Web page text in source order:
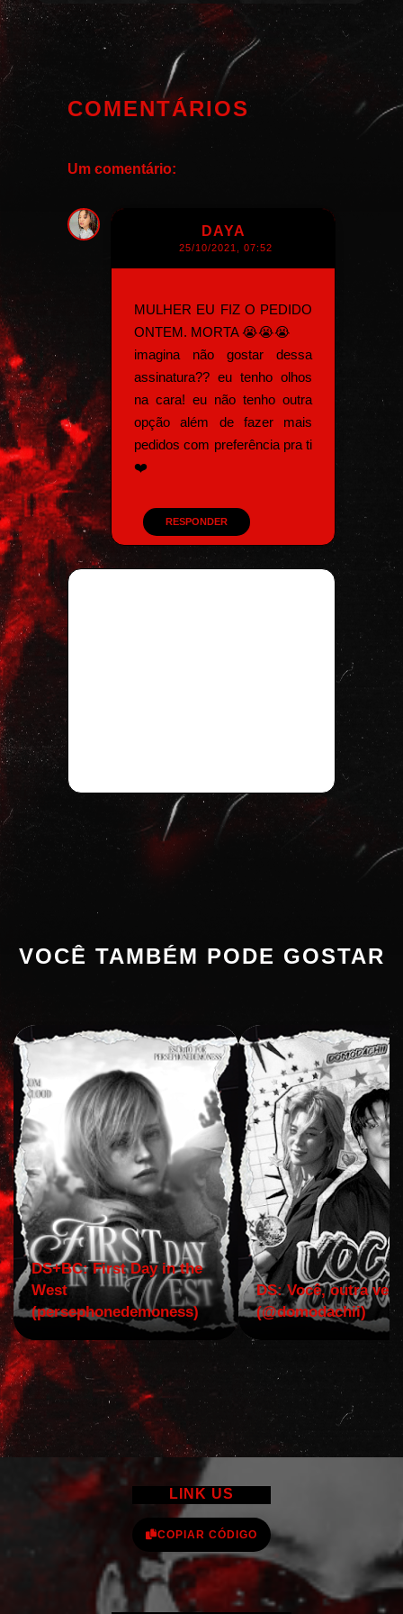
COMENTÁRIOS
Um comentário:
DAYA
25/10/2021, 07:52
MULHER EU FIZ O PEDIDO
ONTEM. MORTA 😭😭😭
imagina não gostar dessa
assinatura?? eu tenho olhos
na cara! eu não tenho outra
opção além de fazer mais
pedidos com preferência pra ti
❤️
RESPONDER
VOCÊ TAMBÉM PODE GOSTAR
DS+BC: First Day in the
West
(persephonedemoness)
DS: Você, outra vez!
(@domodachii)
LINK US
COPIAR CÓDIGO